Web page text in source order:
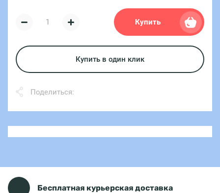
Купить
Купить в один клик
Поделиться:
Бесплатная курьерская доставка